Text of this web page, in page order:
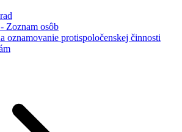
Zoznam osôb
oznamovanie protispoločenskej činnosti